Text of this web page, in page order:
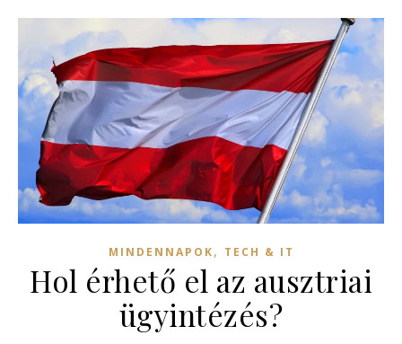
MINDENNAPOK, TECH & IT
Hol érhető el az ausztriai
ügyintézés?